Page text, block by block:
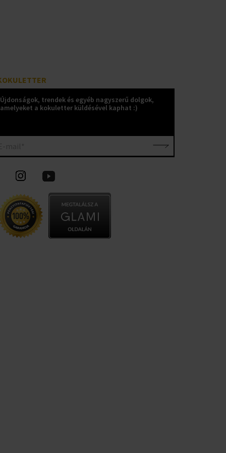
Újdonságok, trendek és egyéb nagyszerű dolgok,
amelyeket a kokuletter küldésével kaphat :)